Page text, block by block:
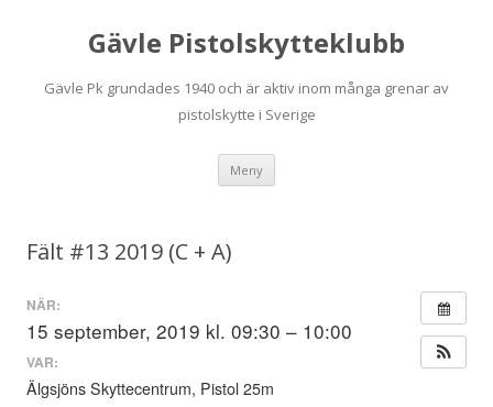
Gävle Pistolskytteklubb
Gävle Pk grundades 1940 och är aktiv inom många grenar av
pistolskytte i Sverige
Meny
Fält #13 2019 (C + A)
NÄR:
15 september, 2019 kl. 09:30 – 10:00
VAR:
Älgsjöns Skyttecentrum, Pistol 25m